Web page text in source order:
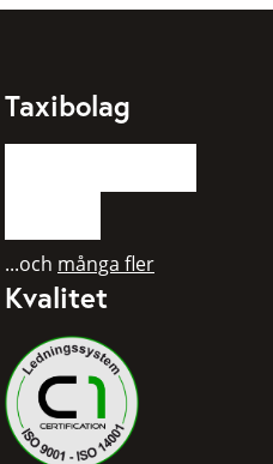
Taxibolag
...och många fler
Kvalitet